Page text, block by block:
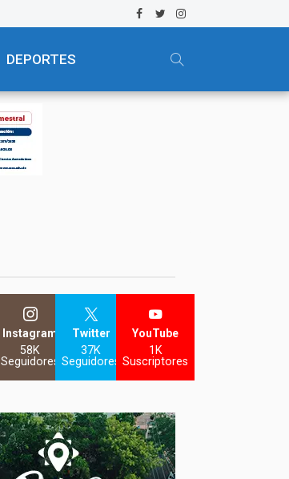
DEPORTES
Instagram
58K
Seguidores
Twitter
37K
Seguidores
YouTube
1K
Suscriptores